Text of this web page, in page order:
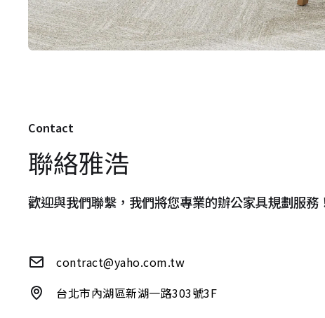
Contact
聯絡雅浩
歡迎與我們聯繫，我們將您專業的辦公家具規劃服務
contract@yaho.com.tw
台北市內湖區新湖一路303號3F